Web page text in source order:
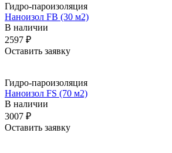
Гидро-пароизоляция
Наноизол FB (30 м2)
В наличии
2597 ₽
Оставить заявку
Гидро-пароизоляция
Наноизол FS (70 м2)
В наличии
3007 ₽
Оставить заявку